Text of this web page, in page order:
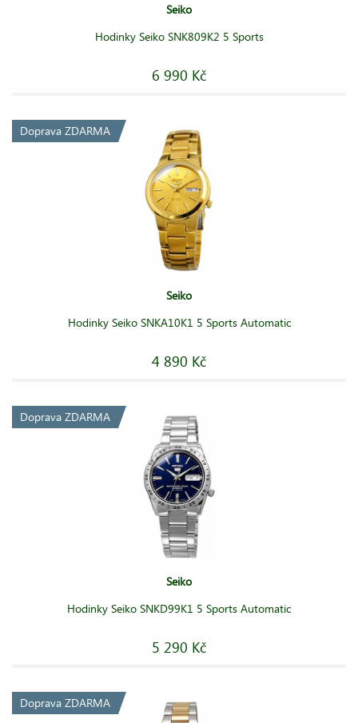
Seiko
Hodinky Seiko SNK809K2 5 Sports
6 990 Kč
Doprava ZDARMA
Seiko
Hodinky Seiko SNKA10K1 5 Sports Automatic
4 890 Kč
Doprava ZDARMA
Seiko
Hodinky Seiko SNKD99K1 5 Sports Automatic
5 290 Kč
Doprava ZDARMA